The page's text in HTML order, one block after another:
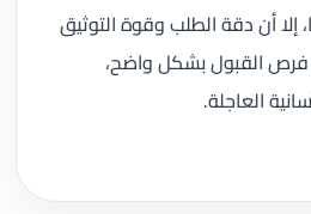
إلا أن دقة الطلب وقوة التوثيق
فرص القبول بشكل واضح،
العاجلة.